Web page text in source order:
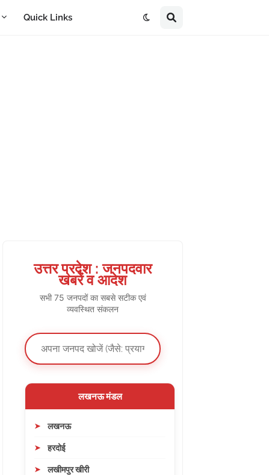
Quick Links
उत्तर प्रदेश : जनपदवार
खबरें व आदेश
सभी 75 जनपदों का सबसे सटीक एवं
व्यवस्थित संकलन
लखनऊ मंडल
लखनऊ
हरदोई
लखीमपुर खीरी